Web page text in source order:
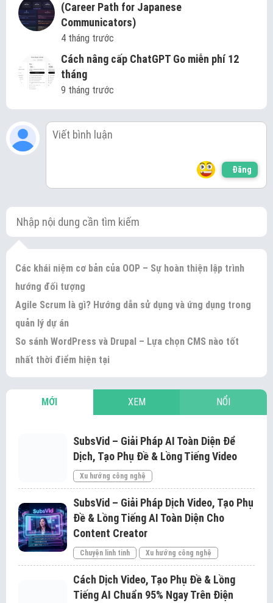
(Career Path for Japanese
Communicators)
4 tháng trước
Cách nâng cấp ChatGPT Go miễn phí 12
tháng
9 tháng trước
Đăng
Các khái niệm cơ bản của OOP – Sự hoàn thiện lập trình
hướng đối tượng
Agile Scrum là gì? Hướng dẫn sử dụng và ứng dụng trong
quản lý dự án
So sánh WordPress và Drupal – Lựa chọn CMS nào tốt
nhất thời điểm hiện tại
MỚI XEM NỔI
SubsVid – Giải Pháp AI Toàn Diện Để
Dịch, Tạo Phụ Đề & Lồng Tiếng Video
Xu hướng công nghệ
SubsVid – Giải Pháp Dịch Video, Tạo Phụ
Đề & Lồng Tiếng AI Toàn Diện Cho
Content Creator
Chuyện linh tinh Xu hướng công nghệ
Cách Dịch Video, Tạo Phụ Đề & Lồng
Tiếng AI Chuẩn 95% Ngay Trên Điện